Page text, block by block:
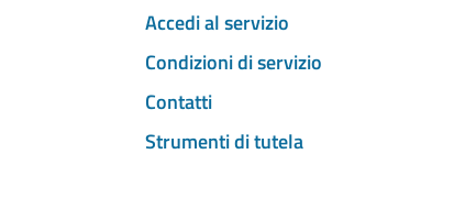
Accedi al servizio
Condizioni di servizio
Contatti
Strumenti di tutela